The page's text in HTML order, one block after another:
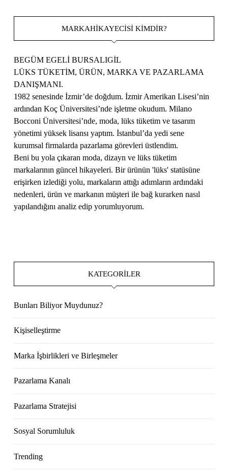
MARKAHIKAYECISI KIMDIR?
BEGÜM EGELİ BURSALIGİL
LÜKS TÜKETİM, ÜRÜN, MARKA VE PAZARLAMA
DANIŞMANI.
1982 senesinde İzmir’de doğdum. İzmir Amerikan Lisesi’nin
ardından Koç Üniversitesi’nde işletme okudum. Milano
Bocconi Üniversitesi’nde, moda, lüks tüketim ve tasarım
yönetimi yüksek lisansı yaptım. İstanbul’da yedi sene
kurumsal firmalarda pazarlama görevleri üstlendim.
Beni bu yola çıkaran moda, dizayn ve lüks tüketim
markalarının güncel hikayeleri. Bir ürünün 'lüks' statüsüne
erişirken izlediği yolu, markaların attığı adımların ardındaki
nedenleri, ürün ve markanın müşteri ile bağ kurarken nasıl
yapılandığını analiz edip yorumluyorum.
KATEGORILER
Bunları Biliyor Muydunuz?
Kişiselleştirme
Marka İşbirlikleri ve Birleşmeler
Pazarlama Kanalı
Pazarlama Stratejisi
Sosyal Sorumluluk
Trending